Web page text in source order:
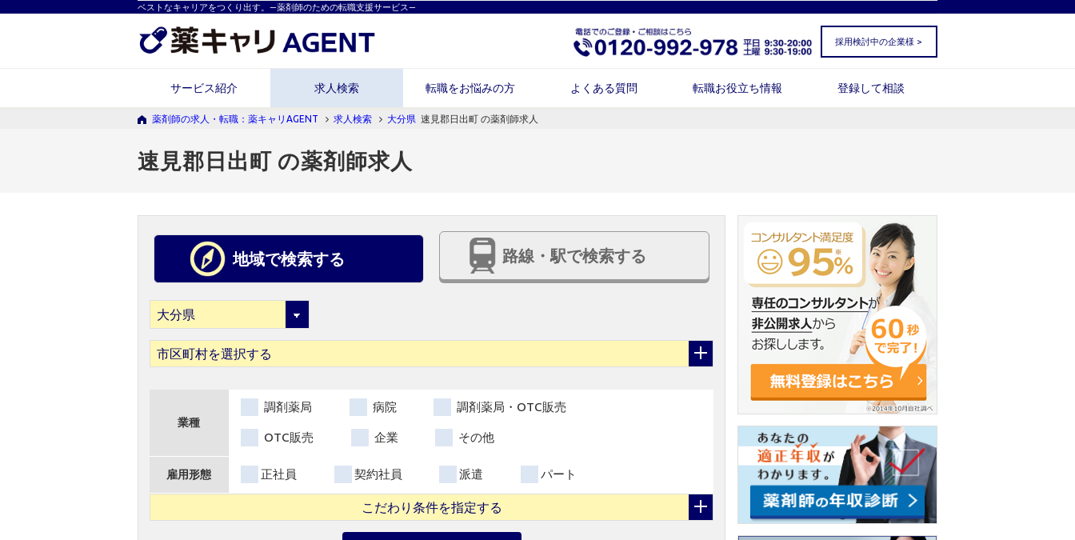
ベストなキャリアをつくり出す。―薬剤師のための転職支援サービス―
採用検討中の企業様 >
サービス紹介 求人検索 転職をお悩みの方 よくある質問 転職お役立ち情報 登録して相談
薬剤師の求人・転職：薬キャリAGENT 求人検索 大分県 速見郡日出町 の薬剤師求人
速見郡日出町 の薬剤師求人
地域で検索する 路線・駅で検索する
市区町村を選択する
業種
調剤薬局 病院 調剤薬局・OTC販売
OTC販売 企業 その他
雇用形態 正社員 契約社員 派遣 パート
こだわり条件を指定する